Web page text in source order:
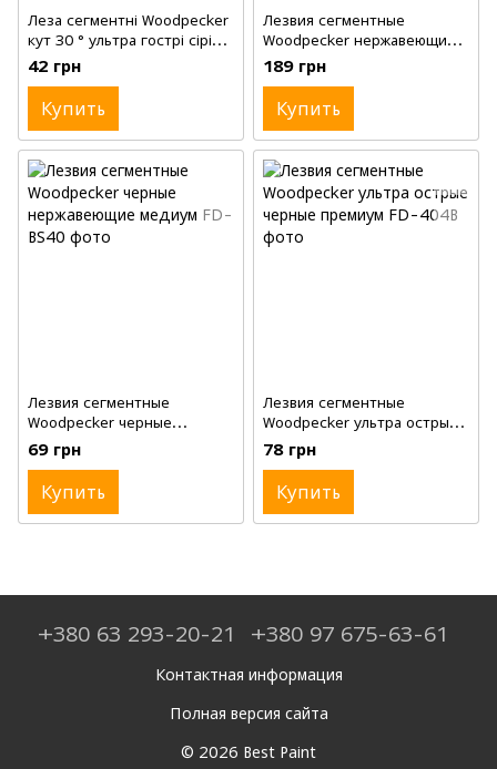
Леза сегментні Woodpecker
кут 30 ° ультра гострі сірі
економ, 10шт, 9мм
42 грн
Купить
Лезвия сегментные
Woodpecker нержавеющие
серые премиум, 10шт, 9мм
189 грн
Купить
Лезвия сегментные
Woodpecker черные
нержавеющие медиум,
10шт, 9мм
69 грн
Купить
Лезвия сегментные
Woodpecker ультра острые
черные премиум, 10шт, 9мм
78 грн
Купить
+380 63 293-20-21 +380 97 675-63-61
Контактная информация
Полная версия сайта
© 2026 Best Paint